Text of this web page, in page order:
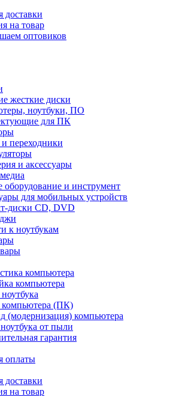
доставки
на товар
оптовиков
жесткие диски
ноутбуки, ПО
для ПК
переходники
и аксессуары
оборудование и инструмент
для мобильных устройств
диски CD, DVD
к ноутбукам
компьютера
компьютера
компьютера (ПК)
(модернизация) компьютера
от пыли
гарантия
оплаты
доставки
на товар